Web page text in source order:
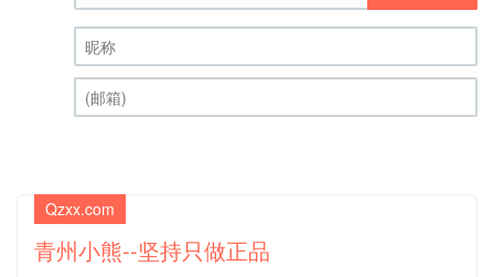
昵称 (必填)
Qzxx.com
青州小熊--坚持只做正品